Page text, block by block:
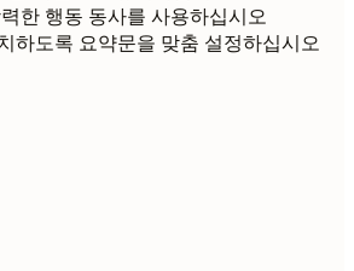
한 행동 동사를 사용하십시오
하도록 요약문을 맞춤 설정하십시오